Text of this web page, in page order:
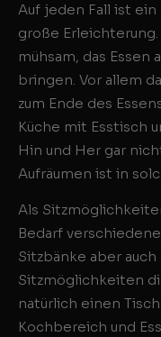
Auf jeden Fall ist
große
mühsam, das Essen
bringen. Vor allem
zum Ende des
Küche mit Esstisch
Hin und Her gar
Aufräumen ist in
Als
Bedarf
Sitzbänke aber
Sitzmöglichkeiten
natürlich einen
Kochbereich und